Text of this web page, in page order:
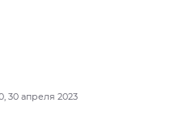
30 апреля 2023